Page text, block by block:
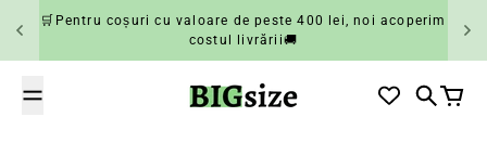
Salt la conținut
🛒Pentru coșuri cu valoare de peste 400 lei, noi acoperim
costul livrării🚚
BIGsize
Căutare
Coș